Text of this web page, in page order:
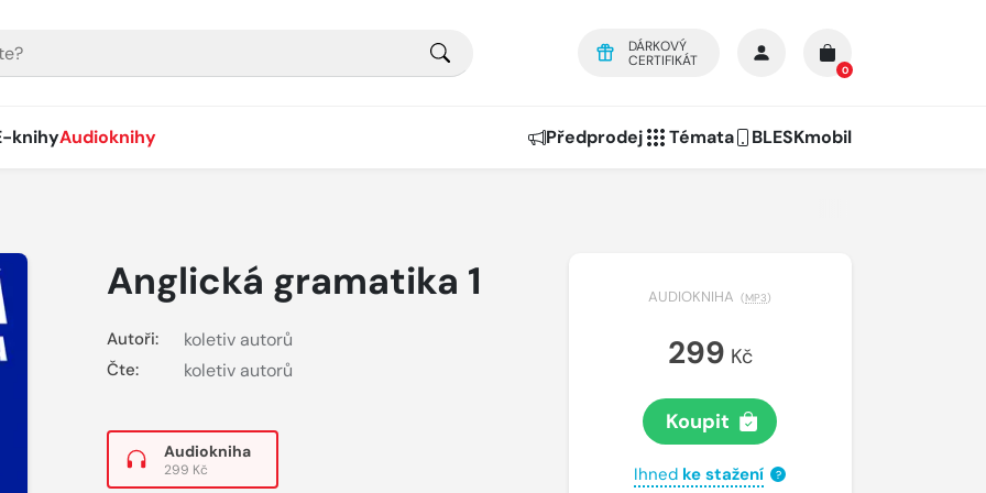
DÁRKOVÝ
CERTIFIKÁT
0
knihyAudioknihy Předprodej Témata BLESKmobil
Anglická gramatika 1
Autoři: koletiv autorů
Čte: koletiv autorů
Audiokniha
299 Kč
AUDIOKNIHA (MP3)
299 Kč
Koupit
Ihned ke stažení ?